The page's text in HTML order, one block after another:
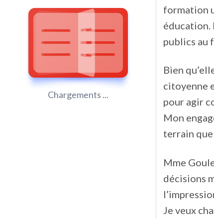
Chargements ...
formation
éducation.
publics au
Bien
citoyenne
pour agir
Mon
terrain
Mme
décisions
Je veux